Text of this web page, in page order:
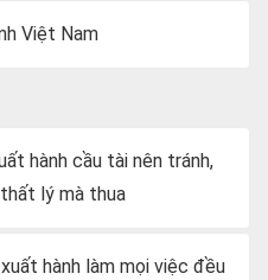
Việt Nam
hành cầu tài nên tránh,
lý mà thua
hành làm mọi việc đều